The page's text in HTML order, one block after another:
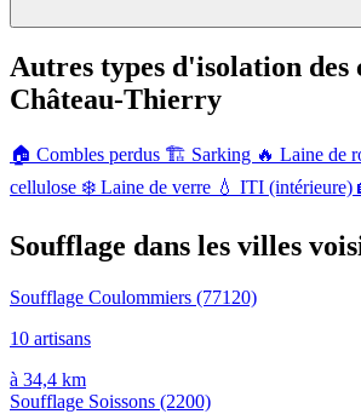
Autres types d'isolation des
Château-Thierry
🏠 Combles perdus 🏗️ Sarking 🔥 Laine de
cellulose ❄️ Laine de verre 💧 ITI (intérieure)
Soufflage dans les villes
Soufflage Coulommiers (77120)
10 artisans
à 34,4 km
Soufflage Soissons (2200)